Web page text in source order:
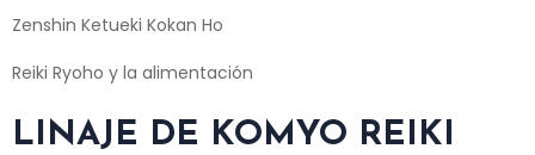
Zenshin Ketueki Kokan Ho
Reiki Ryoho y la alimentación
LINAJE DE KOMYO REIKI